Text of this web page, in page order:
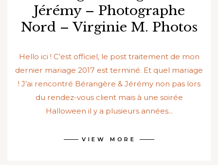
Jérémy – Photographe
Nord – Virginie M. Photos
Hello ici ! C’est officiel, le post traitement de mon
dernier mariage 2017 est terminé. Et quel mariage
! J’ai rencontré Bérangère & Jérémy non pas lors
du rendez-vous client mais à une soirée
Halloween il y a plusieurs années...
VIEW MORE